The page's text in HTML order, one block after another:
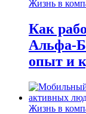
Жизнь в
Как
Альфа-
опыт и
Жизнь в